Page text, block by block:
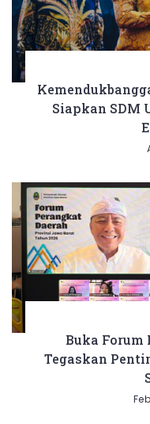
Siapkan SDM
Buka Forum
Tegaskan